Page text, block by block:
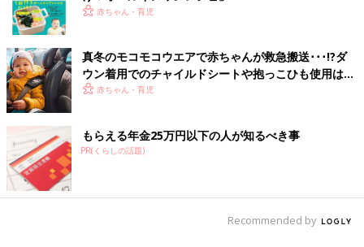
など、消化のいいものがおすすめです。それでも食べられないと
きは、水分補給が優先なので、ベビー用のイオン飲料などを試し
てみても。水分もとれない場合は、早めに小児科を受診しましょ
う。
後期9～11ヶ月ごろ【動画】
離乳食「きほん」の調理テク とろみづけ♪魚
自我が芽生え始めた赤ちゃんの離乳食・幼児食の問題は、無理を
せず、臨機応変に対応するのがよさそう。「遊び食べしたら食事
赤ちゃん・育児
真冬のモコモコウエアで赤ちゃんが救急搬送･･･!?ダ
ウン着用でのチャイルドシートや抱っこひも使用は危
険【小児科医】
赤ちゃん・育児
もらえる年金25万円以下の人が知るべき事
PR(くらしの話題)
Recommended by